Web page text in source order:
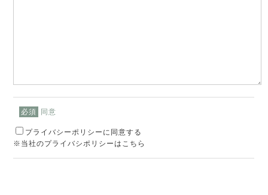
必須 同意
プライバシーポリシーに同意する
※当社のプライバシポリシーはこちら